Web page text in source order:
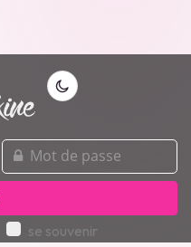
mot
de
passe
se souvenir